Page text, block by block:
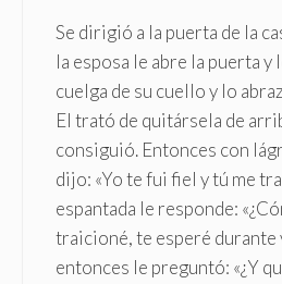
Se dirigió a la puerta de la
la esposa le abre la puerta y
cuelga de su cuello y lo
El trató de quitársela de
consiguió. Entonces con
dijo: «Yo te fui fiel y tú me
espantada le responde:
traicioné, te esperé durante
entonces le preguntó: «¿Y